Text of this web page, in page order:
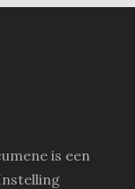
is een